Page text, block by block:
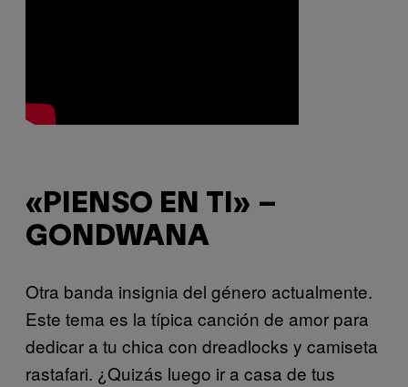
«PIENSO EN TI» –
GONDWANA
Otra banda insignia del género actualmente.
Este tema es la típica canción de amor para
dedicar a tu chica con dreadlocks y camiseta
rastafari. ¿Quizás luego ir a casa de tus